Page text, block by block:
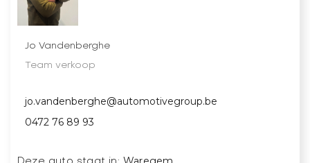
Jo Vandenberghe
Team verkoop
jo.vandenberghe@automotivegroup.be
0472 76 89 93